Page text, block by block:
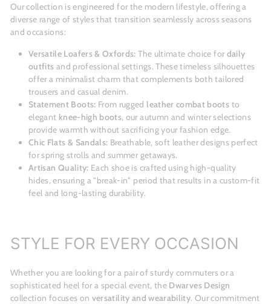
Our collection is engineered for the modern lifestyle, offering a
diverse range of styles that transition seamlessly across seasons
and occasions:
Versatile Loafers & Oxfords: The ultimate choice fordaily
outfits and professional settings. These timeless silhouettes
offer a minimalist charm that complements both tailored
trousers and casual denim.
Statement Boots: From rugged leather combat boots to
elegant knee-high boots, our autumn and winter selections
provide warmth without sacrificing your fashion edge.
Chic Flats & Sandals: Breathable, soft leather designs perfect
for spring strolls and summer getaways.
Artisan Quality: Each shoe is crafted using high-quality
hides, ensuring a "break-in" period that results in a custom-fit
feel and long-lasting durability.
STYLE FOR EVERY OCCASION
Whether you are looking for a pair of sturdy commuters or a
sophisticated heel for a special event, the Dwarves Design
collection focuses on versatility and wearability. Our commitment